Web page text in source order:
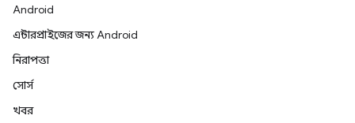
Android
এন্টারপ্রাইজের জন্য Android
নিরাপত্তা
সোর্স
খবর